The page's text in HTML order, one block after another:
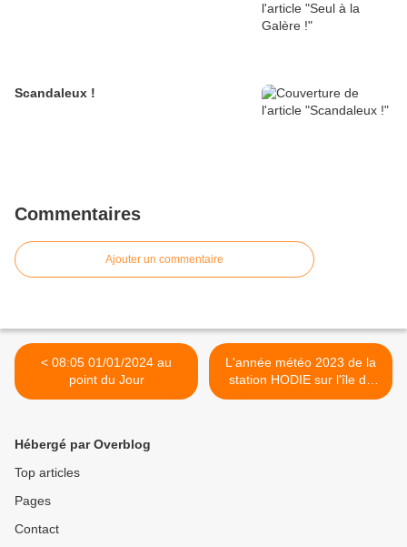
Scandaleux !
Commentaires
Ajouter un commentaire
< 08:05 01/01/2024 au
point du Jour
L'année météo 2023 de la
station HODIE sur l'île du
Levant >
Hébergé par Overblog
Top articles
Pages
Contact